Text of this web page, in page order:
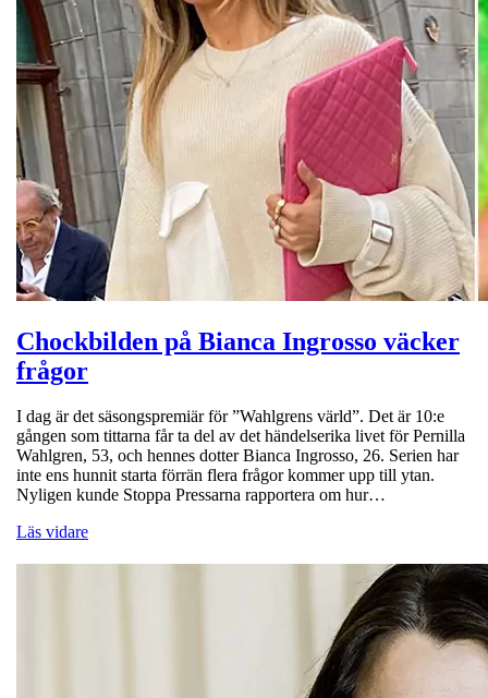
Chockbilden på Bianca Ingrosso väcker
frågor
I dag är det säsongspremiär för ”Wahlgrens värld”. Det är 10:e
gången som tittarna får ta del av det händelserika livet för Pernilla
Wahlgren, 53, och hennes dotter Bianca Ingrosso, 26. Serien har
inte ens hunnit starta förrän flera frågor kommer upp till ytan.
Nyligen kunde Stoppa Pressarna rapportera om hur…
Läs vidare